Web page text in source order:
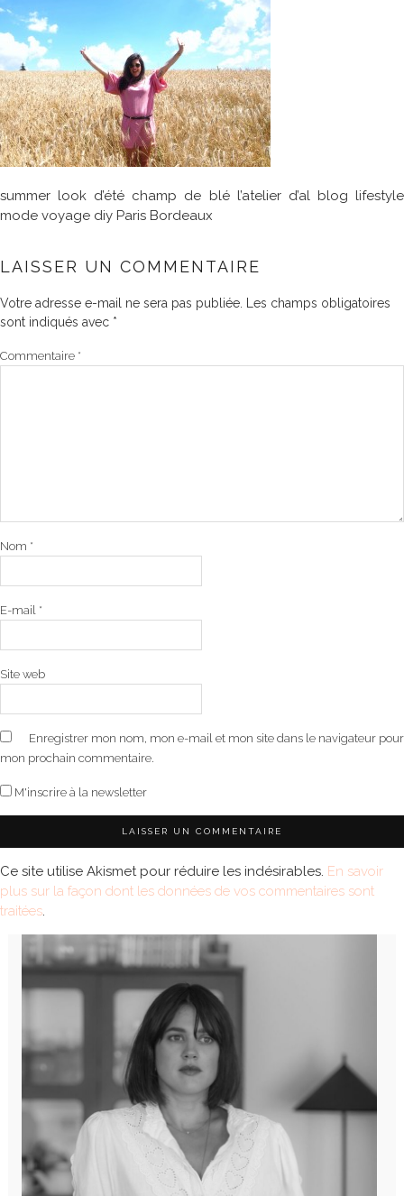
summer look d’été champ de blé l’atelier d’al blog lifestyle
mode voyage diy Paris Bordeaux
LAISSER UN COMMENTAIRE
Votre adresse e-mail ne sera pas publiée.
Les champs obligatoires
sont indiqués avec *
Commentaire *
Nom *
E-mail *
Site web
Enregistrer mon nom, mon e-mail et mon site dans le navigateur pour
mon prochain commentaire.
M'inscrire à la newsletter
Ce site utilise Akismet pour réduire les indésirables. En savoir
plus sur la façon dont les données de vos commentaires sont
traitées.